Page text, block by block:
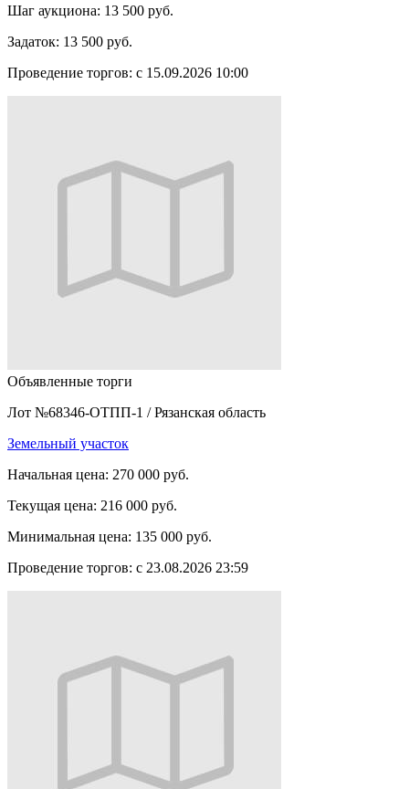
Шаг аукциона: 13 500 руб.
Задаток: 13 500 руб.
Проведение торгов: с 15.09.2026 10:00
Объявленные торги
Лот №68346-ОТПП-1 / Рязанская область
Земельный участок
Начальная цена: 270 000 руб.
Текущая цена: 216 000 руб.
Минимальная цена: 135 000 руб.
Проведение торгов: с 23.08.2026 23:59